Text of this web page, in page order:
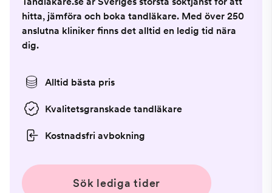
hitta, jämföra och boka tandläkare. Med över 250
anslutna kliniker finns det alltid en ledig tid nära
dig.
Alltid bästa pris
Kvalitetsgranskade tandläkare
Kostnadsfri avbokning
Sök lediga tider